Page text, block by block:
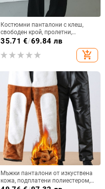
Костюмни панталони с клеш,
свободен крой, пролетни,
полиестер, за мъже
35.71 €/69.84 лв
add_shopping_cart
Мъжки панталони от изкуствена
кожа, подплатени полиестером,